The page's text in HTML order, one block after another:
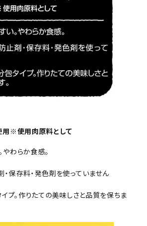
※使用肉原料として
やわらか食感。
・保存料・発色剤を使っていません
プ。作りたての美味しさと品質を保ちま